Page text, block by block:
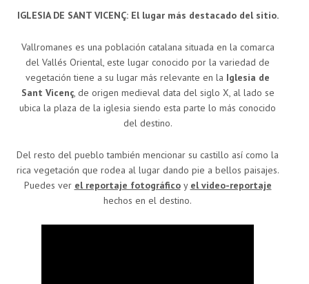
IGLESIA DE SANT VICENÇ: El lugar más destacado del sitio.
Vallromanes es una población catalana situada en la comarca
del Vallés Oriental, este lugar conocido por la variedad de
vegetación tiene a su lugar más relevante en la Iglesia de
Sant Vicenç, de origen medieval data del siglo X, al lado se
ubica la plaza de la iglesia siendo esta parte lo más conocido
del destino.
Del resto del pueblo también mencionar su castillo así como la
rica vegetación que rodea al lugar dando pie a bellos paisajes.
Puedes ver el reportaje fotográficoy el video-reportaje
hechos en el destino.